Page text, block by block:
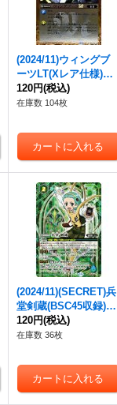
(2024/11)ウィングブ
ーツLT(Xレア仕様)
【C】{BSC45-100}
《黄》
120円(税込)
在庫数 104枚
(2024/11)(SECRET)兵
堂剣蔵(BSC45収録)
【-】{BSC32-014}
《緑》
120円(税込)
在庫数 36枚